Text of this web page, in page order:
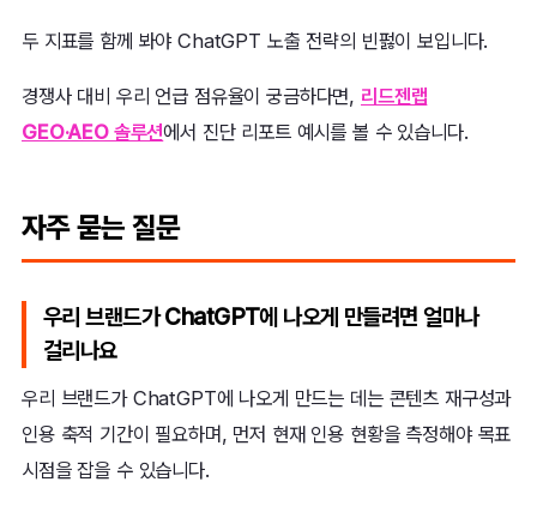
두 지표를 함께 봐야 ChatGPT 노출 전략의 빈펋이 보입니다.
경쟁사 대비 우리 언급 점유율이 궁금하다면, 리드젠랩
GEO·AEO 솔루션에서 진단 리포트 예시를 볼 수 있습니다.
자주 묻는 질문
우리 브랜드가 ChatGPT에 나오게 만들려면 얼마나
걸리나요
우리 브랜드가 ChatGPT에 나오게 만드는 데는 콘텐츠 재구성과
인용 축적 기간이 필요하며, 먼저 현재 인용 현황을 측정해야 목표
시점을 잡을 수 있습니다.